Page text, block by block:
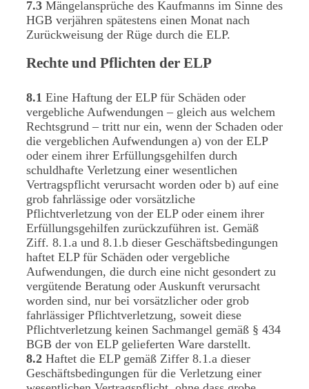
7.3 Mängelansprüche des Kaufmanns im Sinne des
HGB verjähren spätestens einen Monat nach
Zurückweisung der Rüge durch die ELP.
Rechte und Pflichten der ELP
8.1 Eine Haftung der ELP für Schäden oder
vergebliche Aufwendungen – gleich aus welchem
Rechtsgrund – tritt nur ein, wenn der Schaden oder
die vergeblichen Aufwendungen a) von der ELP
oder einem ihrer Erfüllungsgehilfen durch
schuldhafte Verletzung einer wesentlichen
Vertragspflicht verursacht worden oder b) auf eine
grob fahrlässige oder vorsätzliche
Pflichtverletzung von der ELP oder einem ihrer
Erfüllungsgehilfen zurückzuführen ist. Gemäß
Ziff. 8.1.a und 8.1.b dieser Geschäftsbedingungen
haftet ELP für Schäden oder vergebliche
Aufwendungen, die durch eine nicht gesondert zu
vergütende Beratung oder Auskunft verursacht
worden sind, nur bei vorsätzlicher oder grob
fahrlässiger Pflichtverletzung, soweit diese
Pflichtverletzung keinen Sachmangel gemäß § 434
BGB der von ELP gelieferten Ware darstellt.
8.2 Haftet die ELP gemäß Ziffer 8.1.a dieser
Geschäftsbedingungen für die Verletzung einer